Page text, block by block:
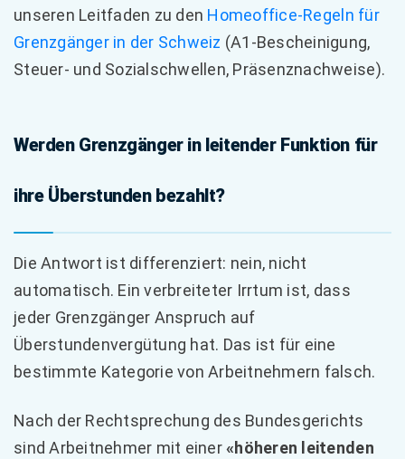
unseren Leitfaden zu den Homeoffice-Regeln für
Grenzgänger in der Schweiz (A1-Bescheinigung,
Steuer- und Sozialschwellen, Präsenznachweise).
Werden Grenzgänger in leitender Funktion für
ihre Überstunden bezahlt?
Die Antwort ist differenziert: nein, nicht
automatisch. Ein verbreiteter Irrtum ist, dass
jeder Grenzgänger Anspruch auf
Überstundenvergütung hat. Das ist für eine
bestimmte Kategorie von Arbeitnehmern falsch.
Nach der Rechtsprechung des Bundesgerichts
sind Arbeitnehmer mit einer«höheren leitenden